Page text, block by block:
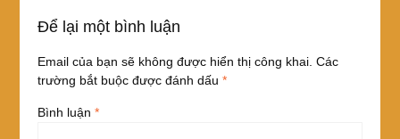
Để lại một bình luận
Email của bạn sẽ không được hiển thị công khai. Các
trường bắt buộc được đánh dấu *
Bình luận *